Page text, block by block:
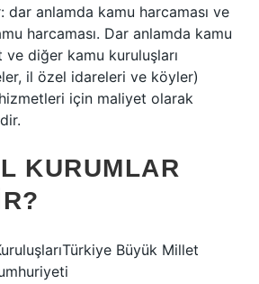
dar anlamda kamu harcaması ve
harcaması. Dar anlamda kamu
ve diğer kamu kuruluşları
il özel idareleri ve köyler)
için maliyet olarak
KURUMLAR
Büyük Millet